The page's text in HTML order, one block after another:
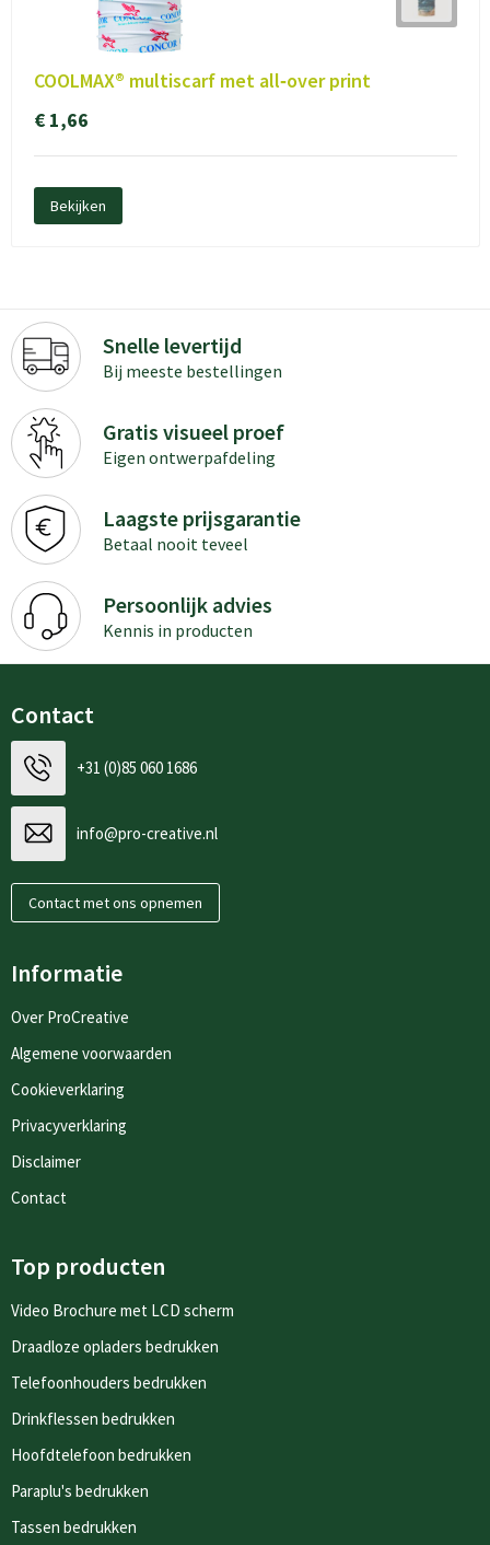
COOLMAX® multiscarf met all‑over print
€ 1,66
Bekijken
Snelle levertijd
Bij meeste bestellingen
Gratis visueel proef
Eigen ontwerpafdeling
Laagste prijsgarantie
Betaal nooit teveel
Persoonlijk advies
Kennis in producten
Contact
+31 (0)85 060 1686
info@pro-creative.nl
Contact met ons opnemen
Informatie
Over ProCreative
Algemene voorwaarden
Cookieverklaring
Privacyverklaring
Disclaimer
Contact
Top producten
Video Brochure met LCD scherm
Draadloze opladers bedrukken
Telefoonhouders bedrukken
Drinkflessen bedrukken
Hoofdtelefoon bedrukken
Paraplu's bedrukken
Tassen bedrukken